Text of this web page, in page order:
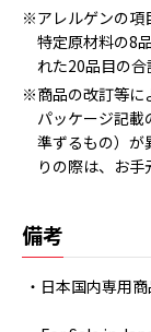
※アレルゲンの項
特定原材料の8
れた20品目の合
※商品の改訂等に
パッケージ記載
準ずるもの）が
りの際は、お手
備考
・日本国内専用商